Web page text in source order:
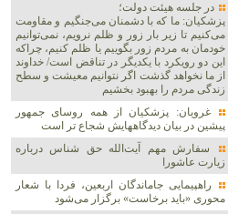
در جلسه هیئت دولت؛
پزشکیان: ما که با دشمنان می‌جنگیم و مقاومت
می‌کنیم تا زیر بار زور و ظلم نرویم، نمی‌توانیم
خودمان به مردم زور بگوییم یا ظلم کنیم، چراکه
این دو رویکرد با یکدیگر در تناقض است/ خداوند
از ما نخواهد گذشت اگر نتوانیم معیشت و سطح
زندگی مردم را بهبود بخشیم
غرویان: پزشکیان از همه روسای جمهور
پیشین در بیان دیدگاههایش شجاع تر است
سفارش مهم آیت‌الله حق شناس درباره
زیارت عاشورا
راهپیمایی جاماندگان اربعین، فردا با شعار
محوری «باید برخاست» برگزار می‌شود